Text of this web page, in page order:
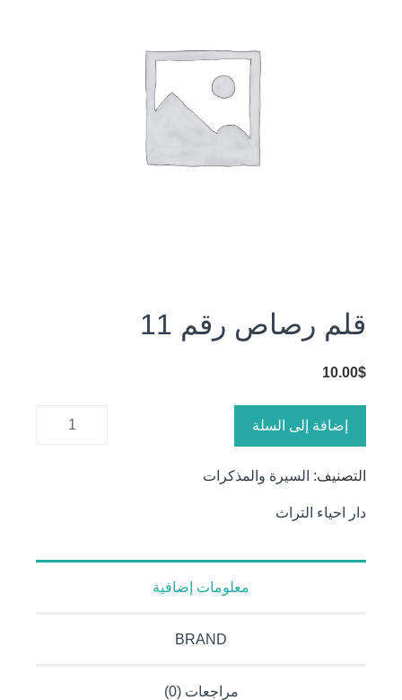
قلم رصاص رقم 11
10.00$
كمية قلم
إضافة إلى السلة
التصنيف: السيرة والمذكرات
دار احياء التراث
معلومات إضافية
BRAND
مراجعات (0)